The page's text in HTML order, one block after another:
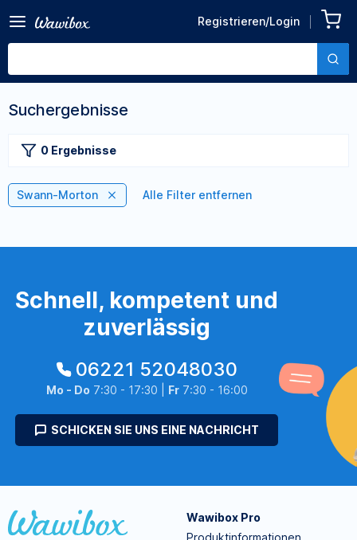
Registrieren/Login
Suchergebnisse
0 Ergebnisse
Swann-Morton Alle Filter entfernen
Schnell, kompetent und
zuverlässig
06221 52048030
Mo - Do 7:30 - 17:30 | Fr7:30 - 16:00
SCHICKEN SIE UNS EINE NACHRICHT
Wawibox Pro
Produktinformationen